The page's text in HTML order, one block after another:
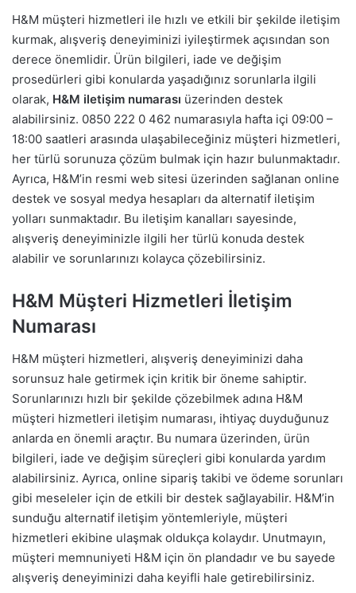
H&M müşteri hizmetleri ile hızlı ve etkili bir şekilde iletişim
kurmak, alışveriş deneyiminizi iyileştirmek açısından son
derece önemlidir. Ürün bilgileri, iade ve değişim
prosedürleri gibi konularda yaşadığınız sorunlarla ilgili
olarak, H&M iletişim numarası üzerinden destek
alabilirsiniz. 0850 222 0 462 numarasıyla hafta içi 09:00 –
18:00 saatleri arasında ulaşabileceğiniz müşteri hizmetleri,
her türlü sorunuza çözüm bulmak için hazır bulunmaktadır.
Ayrıca, H&M’in resmi web sitesi üzerinden sağlanan online
destek ve sosyal medya hesapları da alternatif iletişim
yolları sunmaktadır. Bu iletişim kanalları sayesinde,
alışveriş deneyiminizle ilgili her türlü konuda destek
alabilir ve sorunlarınızı kolayca çözebilirsiniz.
H&M Müşteri Hizmetleri İletişim
Numarası
H&M müşteri hizmetleri, alışveriş deneyiminizi daha
sorunsuz hale getirmek için kritik bir öneme sahiptir.
Sorunlarınızı hızlı bir şekilde çözebilmek adına H&M
müşteri hizmetleri iletişim numarası, ihtiyaç duyduğunuz
anlarda en önemli araçtır. Bu numara üzerinden, ürün
bilgileri, iade ve değişim süreçleri gibi konularda yardım
alabilirsiniz. Ayrıca, online sipariş takibi ve ödeme sorunları
gibi meseleler için de etkili bir destek sağlayabilir. H&M’in
sunduğu alternatif iletişim yöntemleriyle, müşteri
hizmetleri ekibine ulaşmak oldukça kolaydır. Unutmayın,
müşteri memnuniyeti H&M için ön plandadır ve bu sayede
alışveriş deneyiminizi daha keyifli hale getirebilirsiniz.